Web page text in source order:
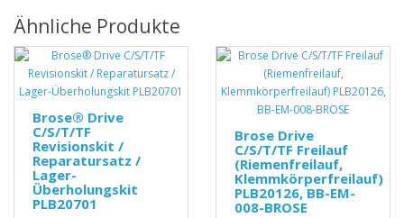
Ähnliche Produkte
Brose® Drive
C/S/T/TF
Revisionskit /
Reparatursatz /
Lager-
Überholungskit
PLB20701
Brose Drive
C/S/T/TF Freilauf
(Riemenfreilauf,
Klemmkörperfreilauf)
PLB20126, BB-EM-
008-BROSE